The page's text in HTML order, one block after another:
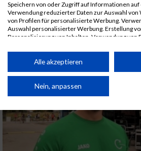
Speichern von oder Zugriff auf Informationen auf
Verwendung reduzierter Daten zur Auswahl von
von Profilen für personalisierte Werbung.
Auswahl personalisierter Werbung. Erstellung
Personalisierung von Inhalten. Verwendung von
Performance von Inhalten. Analyse von
Kombinationen von Daten aus verschiedenen
von Inhalten.
Daten können außerhalb der Europäischen
Website/App.
Partnerliste anzeigen (1 IAB-Anbieter)
Wir nutzen Ihre Daten für folgende Zwecke:
Alle akzeptieren
Nein, anpassen